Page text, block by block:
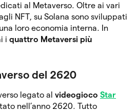
al Metaverso. Oltre ai vari
NFT, su Solana sono sviluppati
loro economia interna. In
i quattro Metaversi più
del 2620
legato al videogioco Star
nell’anno 2620. Tutto